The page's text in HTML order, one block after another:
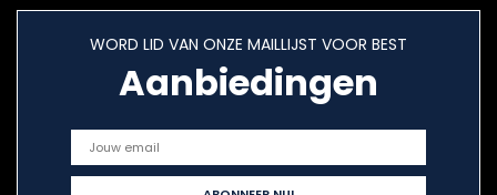
WORD LID VAN ONZE MAILLIJST VOOR BEST
Aanbiedingen